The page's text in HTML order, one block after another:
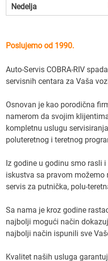
Poslujemo od 1990.
Auto-Servis COBRA-RIV
servisnih centara za Vaša
Osnovan je kao porodična
namerom da svojim
kompletnu uslugu
poluteretnog i teretnog
Iz godine u godinu smo rasli
iskustva sa pravom
servis za putnička, polu-
Sa nama je kroz godine
najbolji mogući način
najbolji način ispunili sve
Kvalitet naših usluga
Nedelja